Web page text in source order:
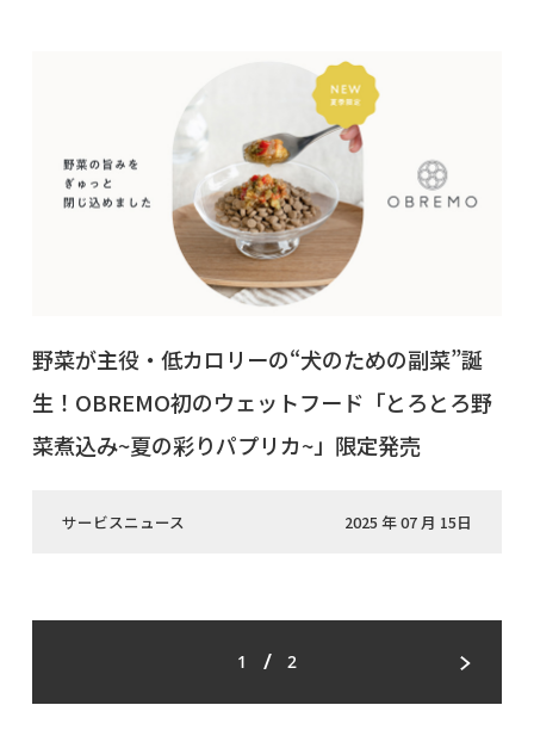
野菜が主役・低カロリーの“犬のための副菜”誕
生！OBREMO初のウェットフード「とろとろ野
菜煮込み~夏の彩りパプリカ~」限定発売
サービスニュース 2025 年 07 月 15日
1 / 2